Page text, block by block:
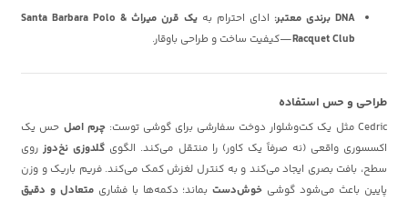
DNA برندی معتبر:
ادای احترام به
یک قرن میراث Santa Barbara Polo &
Racquet Club—کیفیت ساخت و طراحی باوقار.
طراحی و حس استفاده
Cedric مثل یک کت‌وشلوار دوخت سفارشی برای گوشی توست: چرم اصل حس یک
اکسسوری واقعی (نه صرفاً یک کاور) را منتقل می‌کند. الگوی گلدوزی نخ‌دوز روی
سطح، بافت بصری ایجاد می‌کند و به کنترل لغزش کمک می‌کند. فریم باریک و وزن
پایین باعث می‌شود گوشی خوش‌دستبماند؛ دکمه‌ها با فشاری متعادل و دقیق